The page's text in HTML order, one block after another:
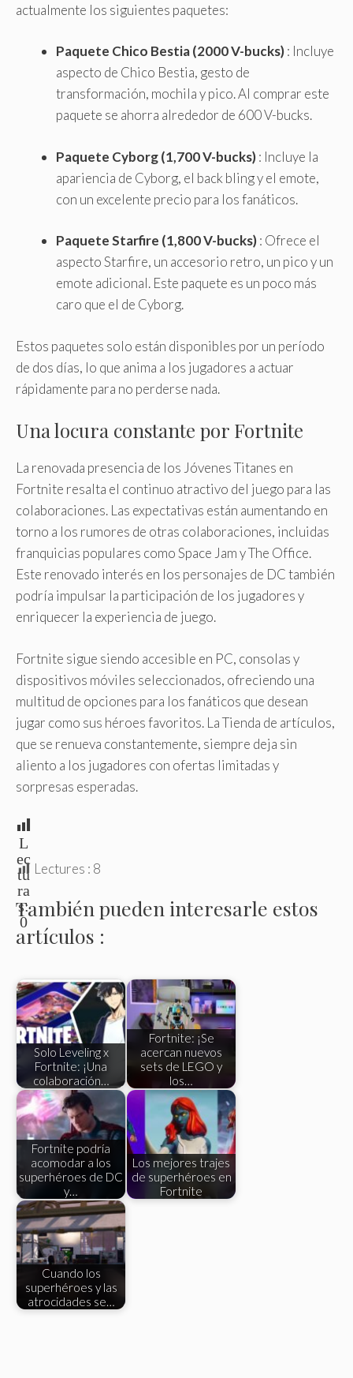
actualmente los siguientes paquetes:
Paquete Chico Bestia (2000 V-bucks): Incluye
aspecto de Chico Bestia, gesto de
transformación, mochila y pico. Al comprar este
paquete se ahorra alrededor de 600 V-bucks.
Paquete Cyborg (1,700 V-bucks): Incluye la
apariencia de Cyborg, el back bling y el emote,
con un excelente precio para los fanáticos.
Paquete Starfire (1,800 V-bucks): Ofrece el
aspecto Starfire, un accesorio retro, un pico y un
emote adicional. Este paquete es un poco más
caro que el de Cyborg.
Estos paquetes solo están disponibles por un período
de dos días, lo que anima a los jugadores a actuar
rápidamente para no perderse nada.
Una locura constante por Fortnite
La renovada presencia de los Jóvenes Titanes en
Fortnite resalta el continuo atractivo del juego para las
colaboraciones. Las expectativas están aumentando en
torno a los rumores de otras colaboraciones, incluidas
franquicias populares como Space Jam y The Office.
Este renovado interés en los personajes de DC también
podría impulsar la participación de los jugadores y
enriquecer la experiencia de juego.
Fortnite sigue siendo accesible en PC, consolas y
dispositivos móviles seleccionados, ofreciendo una
multitud de opciones para los fanáticos que desean
jugar como sus héroes favoritos. La Tienda de artículos,
que se renueva constantemente, siempre deja sin
aliento a los jugadores con ofertas limitadas y
sorpresas esperadas.
L
ec
tu
ra
s:
0
Lectures : 8
También pueden interesarle estos
artículos :
Solo Leveling x
Fortnite: ¡Una
colaboración…
Fortnite: ¡Se
acercan nuevos
sets de LEGO y
los…
Fortnite podría
acomodar a los
superhéroes de DC
y…
Los mejores trajes
de superhéroes en
Fortnite
Cuando los
superhéroes y las
atrocidades se…